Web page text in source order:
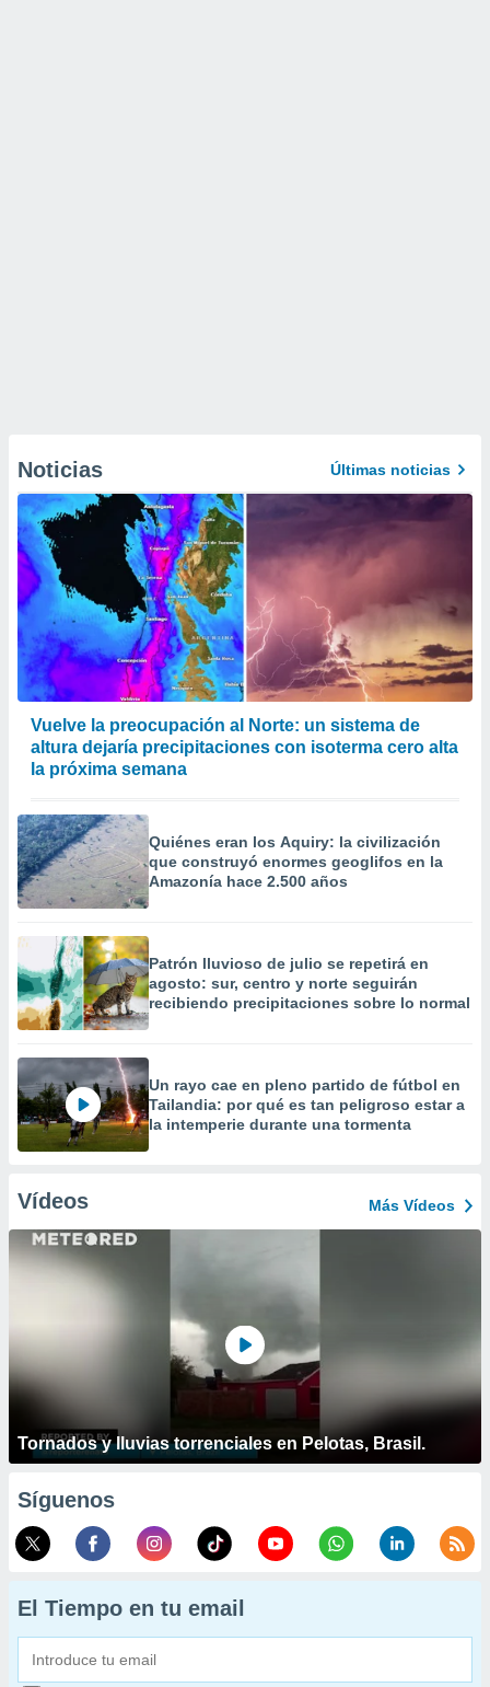
Noticias Últimas noticias
Vuelve la preocupación al Norte: un sistema de
altura dejaría precipitaciones con isoterma cero alta
la próxima semana
Quiénes eran los Aquiry: la civilización
que construyó enormes geoglifos en la
Amazonía hace 2.500 años
Patrón lluvioso de julio se repetirá en
agosto: sur, centro y norte seguirán
recibiendo precipitaciones sobre lo normal
Un rayo cae en pleno partido de fútbol en
Tailandia: por qué es tan peligroso estar a
la intemperie durante una tormenta
Vídeos Más Vídeos
Tornados y lluvias torrenciales en Pelotas, Brasil.
Síguenos
El Tiempo en tu email